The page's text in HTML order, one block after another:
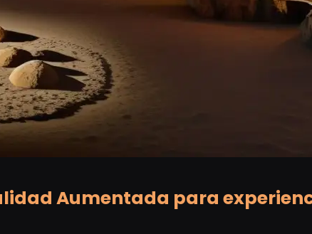
Aumentada para